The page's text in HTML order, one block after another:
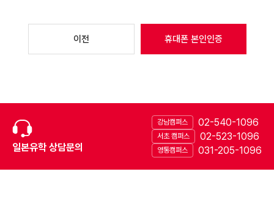
이전 휴대폰 본인인증
일본유학 상담문의
강남캠퍼스 02-540-1096
서초 캠퍼스 02-523-1096
영통캠퍼스 031-205-1096